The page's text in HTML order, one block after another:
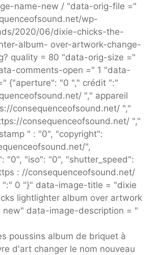
name-new / "data-orig-file ="
wp-
2020/06/dixie-chicks-the-
album- over-artwork-change-
quality = 80 "data-orig-size ="
comments-open =" 1 "data-
{"aperture": "0 "," crédit ":"
"," appareil
consequenceofsound.net/ ","
consequenceofsound.net/ ","
" : "0", "copyright":
",
"0", "iso": "0", "shutter_speed":
: //consequenceofsound.net/
":" 0 "}" data-image-title = "dixie
lightlighter album over artwork
new" data-image-description = "
poussins album de briquet à
d'art changer le nom nouveau